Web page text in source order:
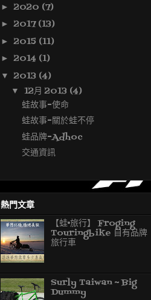
► 2020 (7)
► 2017(13)
► 2015 (11)
► 2014 (1)
▼ 2013 (4)
▼ 12月 2013 (4)
蛙故事-使命
蛙故事-關於蛙不停
蛙品牌-Adhoc
交通資訊
熱門文章
【蛙•旅行】 Froging
Touringbike 自有品牌
旅行車
Surly Taiwan ~ Big
Dummy